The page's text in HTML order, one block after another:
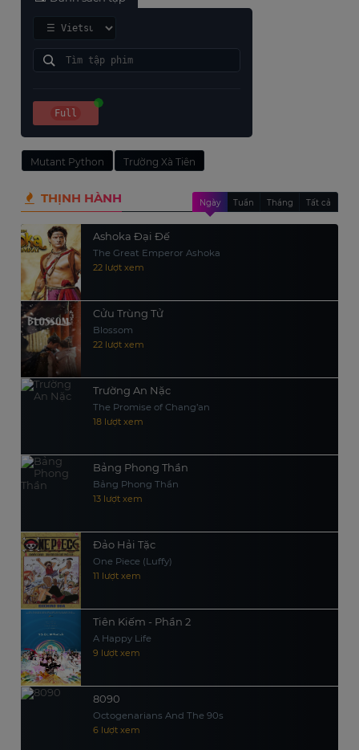
Full
Mutant Python Trường Xà Tiên
THỊNH HÀNH Ngày Tuần Tháng Tất cả
Ashoka Đại Đế
The Great Emperor Ashoka
22 lượt xem
Cửu Trùng Tử
Blossom
22 lượt xem
Trường An Nặc
The Promise of Chang’an
18 lượt xem
Bảng Phong Thần
Bảng Phong Thần
13 lượt xem
Đảo Hải Tặc
One Piece (Luffy)
11 lượt xem
Tiên Kiếm - Phần 2
A Happy Life
9 lượt xem
8090
Octogenarians And The 90s
6 lượt xem